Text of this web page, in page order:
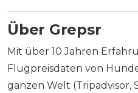
Über Grepsr
Mit über 10 Jahren
Flugpreisdaten von
ganzen Welt (Tripadvisor,